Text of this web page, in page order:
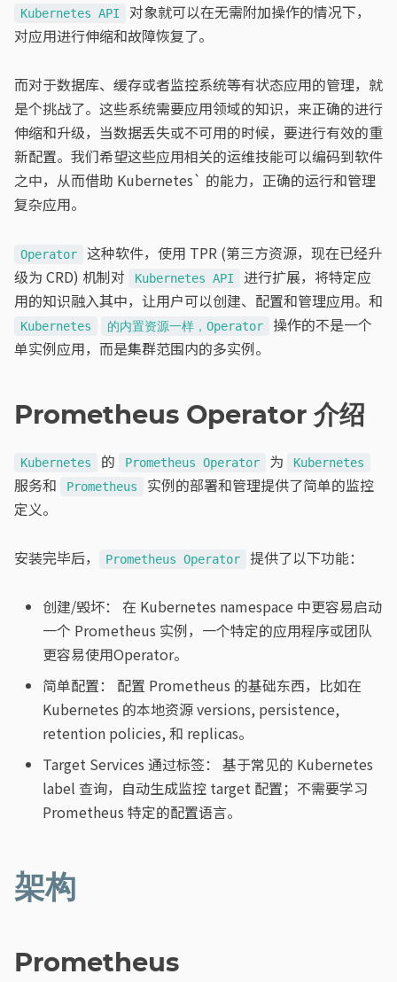
Kubernetes API
对象就可以在无需附加操作的情况下，
对应用进行伸缩和故障恢复了。
而对于数据库、缓存或者监控系统等有状态应用的管理，就
是个挑战了。这些系统需要应用领域的知识，来正确的进行
伸缩和升级，当数据丢失或不可用的时候，要进行有效的重
新配置。我们希望这些应用相关的运维技能可以编码到软件
之中，从而借助 Kubernetes` 的能力，正确的运行和管理
复杂应用。
Operator
这种软件，使用 TPR (第三方资源，现在已经升
级为 CRD) 机制对
Kubernetes API
进行扩展，将特定应
用的知识融入其中，让用户可以创建、配置和管理应用。和
Kubernetes 的内置资源一样，Operator
操作的不是一个
单实例应用，而是集群范围内的多实例。
Prometheus Operator 介绍
Kubernetes 的 Prometheus Operator 为 Kubernetes
服务和 Prometheus
实例的部署和管理提供了简单的监控
定义。
安装完毕后， Prometheus Operator 提供了以下功能：
创建/毁坏： 在 Kubernetes namespace 中更容易启动
一个 Prometheus 实例，一个特定的应用程序或团队
更容易使用Operator。
简单配置： 配置 Prometheus 的基础东西，比如在
Kubernetes 的本地资源 versions, persistence,
retention policies, 和 replicas。
Target Services 通过标签： 基于常见的 Kubernetes
label 查询，自动生成监控 target 配置；不需要学习
Prometheus 特定的配置语言。
架构
Prometheus